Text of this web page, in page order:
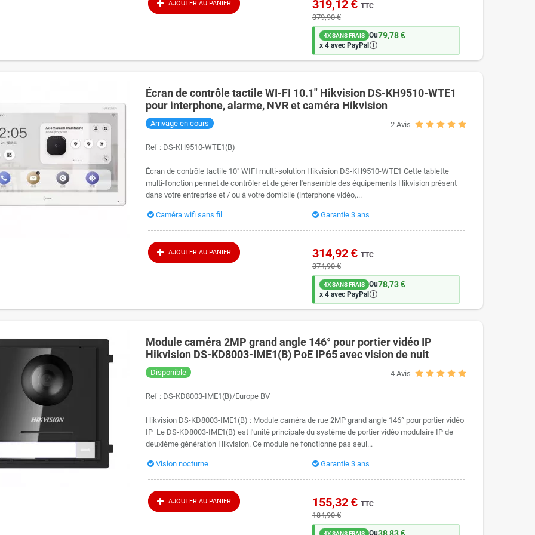
AJOUTER AU PANIER 319,12 € TTC
379,90 €
4X SANS FRAIS Ou79,78 €
x 4 avec PayPal🛈
Écran de contrôle tactile WI-FI 10.1" Hikvision DS-KH9510-WTE1
pour interphone, alarme, NVR et caméra Hikvision
2Avis
Arrivage en cours
Ref : DS-KH9510-WTE1(B)
Écran de contrôle tactile 10" WIFI multi-solution Hikvision DS-KH9510-WTE1 Cette tablette
multi-fonction permet de contrôler et de gérer l'ensemble des équipements Hikvision présent
dans votre entreprise et / ou à votre domicile (interphone vidéo,...
Caméra wifi sans fil Garantie 3 ans
AJOUTER AU PANIER 314,92 € TTC
374,90 €
4X SANS FRAIS Ou78,73 €
x 4 avec PayPal🛈
Module caméra 2MP grand angle 146° pour portier vidéo IP
Hikvision DS-KD8003-IME1(B) PoE IP65 avec vision de nuit
4Avis
Disponible
Ref : DS-KD8003-IME1(B)/Europe BV
Hikvision DS-KD8003-IME1(B) : Module caméra de rue 2MP grand angle 146° pour portier vidéo
IP Le DS-KD8003-IME1(B) est l'unité principale du système de portier vidéo modulaire IP de
deuxième génération Hikvision. Ce module ne fonctionne pas seul...
Vision nocturne Garantie 3 ans
AJOUTER AU PANIER 155,32 € TTC
184,90 €
4X SANS FRAIS Ou